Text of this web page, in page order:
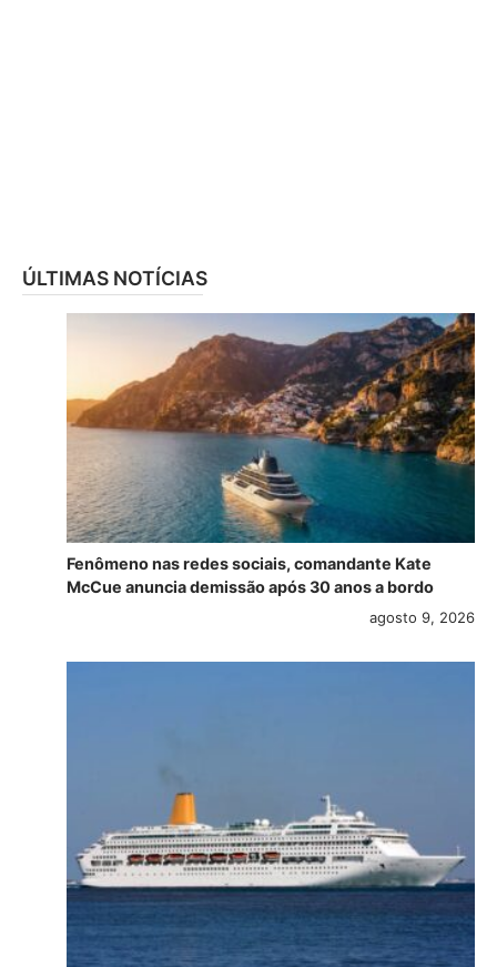
ÚLTIMAS NOTÍCIAS
Fenômeno nas redes sociais, comandante Kate
McCue anuncia demissão após 30 anos a bordo
agosto 9, 2026